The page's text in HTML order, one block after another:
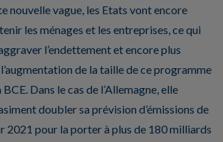
nouvelle vague, les Etats vont encore
les ménages et les entreprises, ce qui
l’endettement et encore plus
de la taille de ce programme
BCE. Dans le cas de l’Allemagne, elle
doubler sa prévision d’émissions de
2021 pour la porter à plus de 180 milliards